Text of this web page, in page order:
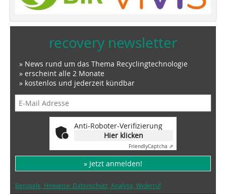
recovery newsletter
» News rund um das Thema Recyclingtechnologie
» erscheint alle 2 Monate
» kostenlos und jederzeit kündbar
Anti-Roboter-Verifizierung
Hier klicken
FriendlyCaptcha ⇗
» Jetzt anmelden!
Beispiele, Hinweise: Datenschutz, Analyse, Widerruf